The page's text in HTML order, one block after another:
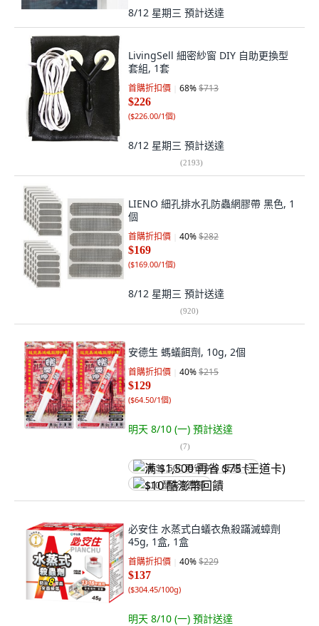
8/12 星期三 預計送達
LivingSell 細密紗窗 DIY 自助更換型
套組, 1套
首購折扣價 68%$713
$226
($226.00/1個)
8/12 星期三 預計送達
(2193)
LIENO 細孔排水孔防蟲網膠帶 黑色, 1
個
首購折扣價 40%$282
$169
($169.00/1個)
8/12 星期三 預計送達
(920)
安德生 螞蟻餌劑, 10g, 2個
首購折扣價 40%$215
$129
($64.50/1個)
明天 8/10 (一) 預計送達
(7)
满 $1,500 再省 $75 (王道卡)
$10 酷澎幣回饋
必安住 水蒸式白蟻衣魚殺蹣滅蟑劑
45g, 1盒, 1盒
首購折扣價 40%$229
$137
($304.45/100g)
明天 8/10 (一) 預計送達